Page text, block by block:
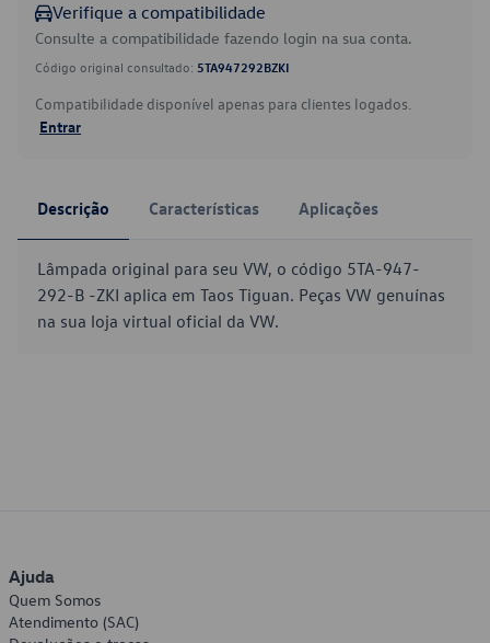
Verifique a compatibilidade
Consulte a compatibilidade fazendo login na sua conta.
Código original consultado: 5TA947292BZKI
Compatibilidade disponível apenas para clientes logados.
Entrar
Descrição Características Aplicações
Lâmpada original para seu VW, o código 5TA-947-
292-B -ZKI aplica em Taos Tiguan. Peças VW genuínas
na sua loja virtual oficial da VW.
Ajuda
Quem Somos
Atendimento (SAC)